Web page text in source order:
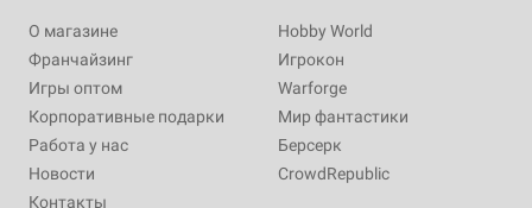
О магазине
Франчайзинг
Игры оптом
Корпоративные подарки
Работа у нас
Новости
Контакты
Hobby World
Игрокон
Warforge
Мир фантастики
Берсерк
CrowdRepublic